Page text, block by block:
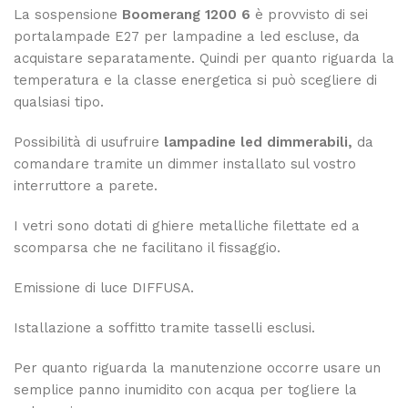
La sospensione Boomerang 1200 6 è provvisto di sei
portalampade E27 per lampadine a led escluse, da
acquistare separatamente. Quindi per quanto riguarda la
temperatura e la classe energetica si può scegliere di
qualsiasi tipo.
Possibilità di usufruire lampadine led dimmerabili, da
comandare tramite un dimmer installato sul vostro
interruttore a parete.
I vetri sono dotati di ghiere metalliche filettate ed a
scomparsa che ne facilitano il fissaggio.
Emissione di luce DIFFUSA.
Istallazione a soffitto tramite tasselli esclusi.
Per quanto riguarda la manutenzione occorre usare un
semplice panno inumidito con acqua per togliere la